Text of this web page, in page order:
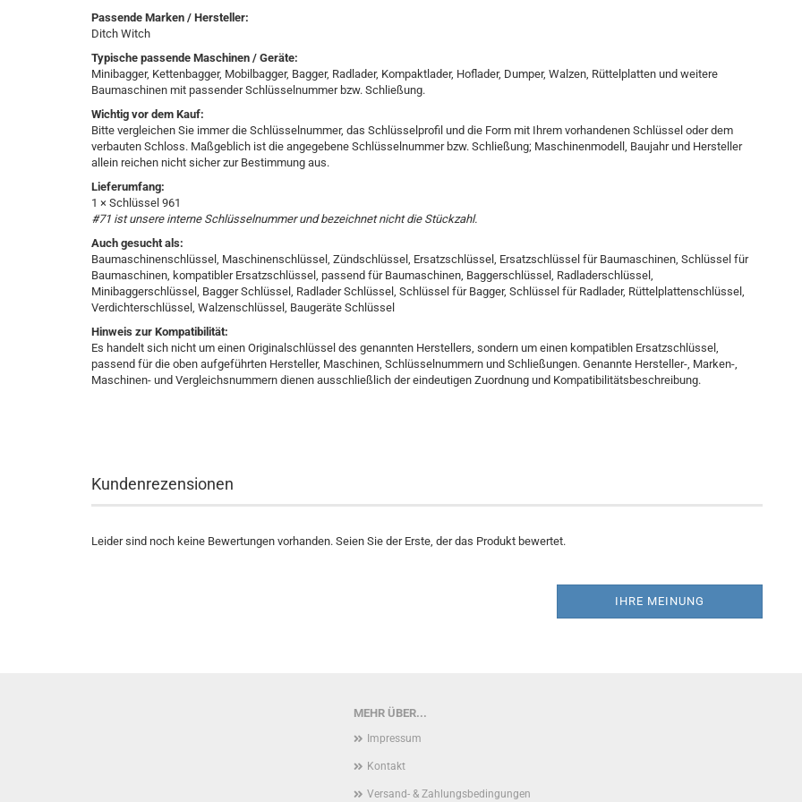
Passende Marken / Hersteller:
Ditch Witch
Typische passende Maschinen / Geräte:
Minibagger, Kettenbagger, Mobilbagger, Bagger, Radlader, Kompaktlader, Hoflader, Dumper, Walzen, Rüttelplatten und weitere
Baumaschinen mit passender Schlüsselnummer bzw. Schließung.
Wichtig vor dem Kauf:
Bitte vergleichen Sie immer die Schlüsselnummer, das Schlüsselprofil und die Form mit Ihrem vorhandenen Schlüssel oder dem
verbauten Schloss. Maßgeblich ist die angegebene Schlüsselnummer bzw. Schließung; Maschinenmodell, Baujahr und Hersteller
allein reichen nicht sicher zur Bestimmung aus.
Lieferumfang:
1 × Schlüssel 961
#71 ist unsere interne Schlüsselnummer und bezeichnet nicht die Stückzahl.
Auch gesucht als:
Baumaschinenschlüssel, Maschinenschlüssel, Zündschlüssel, Ersatzschlüssel, Ersatzschlüssel für Baumaschinen, Schlüssel für
Baumaschinen, kompatibler Ersatzschlüssel, passend für Baumaschinen, Baggerschlüssel, Radladerschlüssel,
Minibaggerschlüssel, Bagger Schlüssel, Radlader Schlüssel, Schlüssel für Bagger, Schlüssel für Radlader, Rüttelplattenschlüssel,
Verdichterschlüssel, Walzenschlüssel, Baugeräte Schlüssel
Hinweis zur Kompatibilität:
Es handelt sich nicht um einen Originalschlüssel des genannten Herstellers, sondern um einen kompatiblen Ersatzschlüssel,
passend für die oben aufgeführten Hersteller, Maschinen, Schlüsselnummern und Schließungen. Genannte Hersteller-, Marken-,
Maschinen- und Vergleichsnummern dienen ausschließlich der eindeutigen Zuordnung und Kompatibilitätsbeschreibung.
Kundenrezensionen
Leider sind noch keine Bewertungen vorhanden. Seien Sie der Erste, der das Produkt bewertet.
IHRE MEINUNG
MEHR ÜBER...
Impressum
Kontakt
Versand- & Zahlungsbedingungen